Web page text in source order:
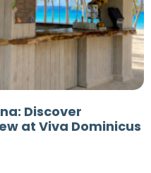
Discover
at Viva Dominicus